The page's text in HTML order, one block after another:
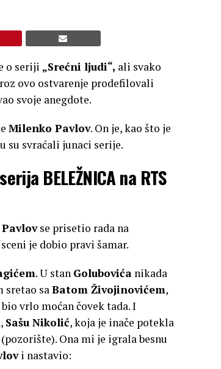
o seriji „Srećni ljudi“, ali svako
ovo ostvarenje prodefilovali
svoje anegdote.
Milenko Pavlov. On je, kao što je
su svraćali junaci serije.
BELEŽNICA na RTS
se prisetio rada na
je dobio pravi šamar.
. U stan Golubovića nikada
sretao saBatom Živojinovićem,
bio vrlo moćan čovek tada. I
Sašu Nikolić, koja je inače potekla
Ona mi je igrala besnu
i nastavio: